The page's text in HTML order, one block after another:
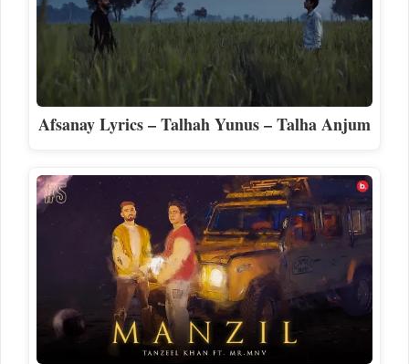
Afsanay Lyrics – Talhah Yunus – Talha Anjum